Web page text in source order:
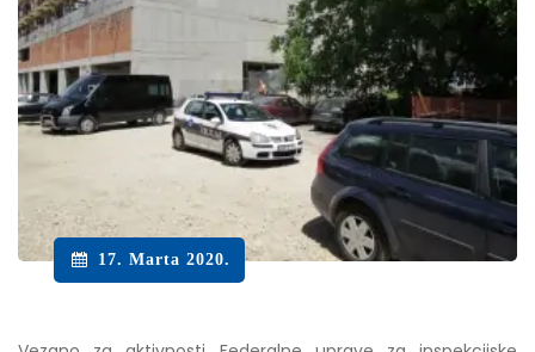
17. Marta 2020.